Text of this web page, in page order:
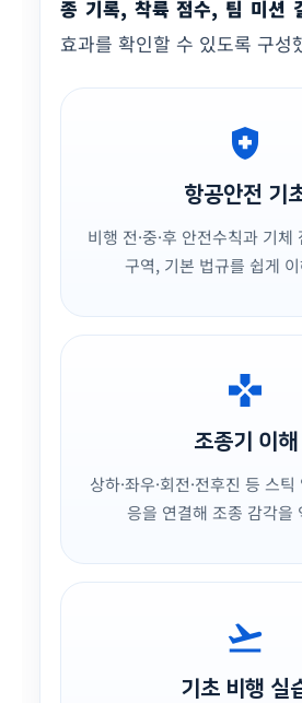
종 기록, 착륙 점수, 팀 미션
효과를 확인할 수 있도록 구성
health_and_safety
항공안전 기
비행 전·중·후 안전수칙과 기체
구역, 기본 법규를 쉽게
gamepad
조종기 이해
상하·좌우·회전·전후진 등 스
응을 연결해 조종 감각을
flight_takeoff
기초 비행 실